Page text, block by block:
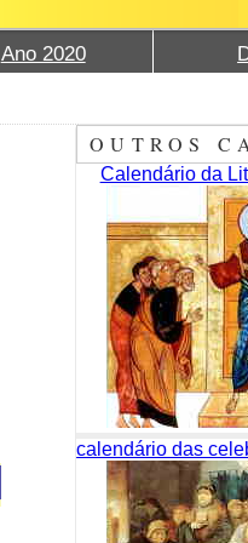
Ano 2020
OUTROS
Calendário da
calendário das